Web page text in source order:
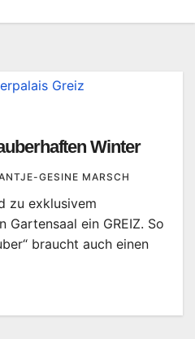
Winter
GESINE MARSCH
zu exklusivem
Gartensaal ein GREIZ. So
braucht auch einen